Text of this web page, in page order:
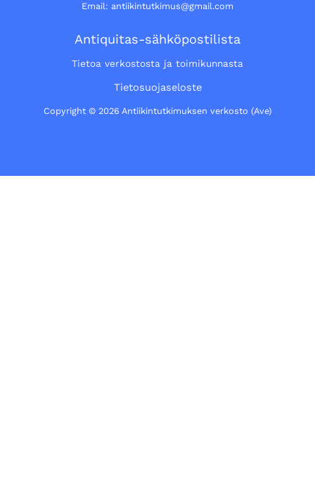
Email: antiikintutkimus@gmail.com
Antiquitas-sähköpostilista
Tietoa verkostosta ja toimikunnasta
Tietosuojaseloste
Copyright © 2026 Antiikintutkimuksen verkosto (Ave)